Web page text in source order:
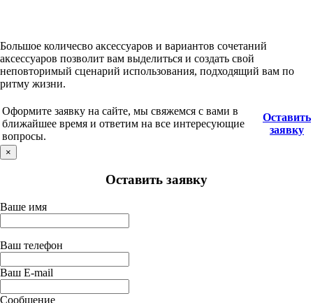
Большое количесво аксессуаров и вариантов сочетаний
аксессуаров позволит вам выделиться и создать свой
неповторимый сценарий использования, подходящий вам по
ритму жизни.
Оформите заявку на сайте, мы свяжемся с вами в
ближайшее время и ответим на все интересующие
вопросы.
Оставить
заявку
×
Оставить заявку
Ваше имя
Ваш телефон
Ваш E-mail
Сообщение